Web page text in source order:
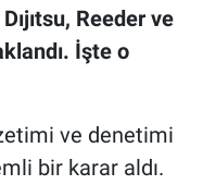
Reeder ve
İşte o
ve denetimi
bir karar aldı.